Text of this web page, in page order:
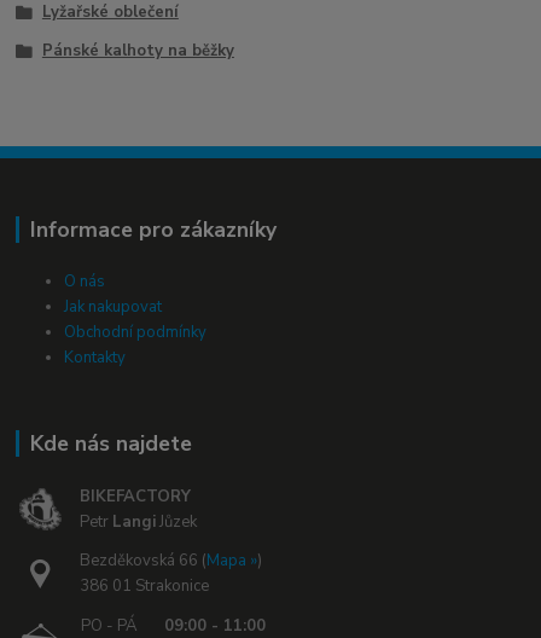
Lyžařské oblečení
Pánské kalhoty na běžky
Informace pro zákazníky
O nás
Jak nakupovat
Obchodní podmínky
Kontakty
Kde nás najdete
BIKEFACTORY
Petr LangiJůzek
Bezděkovská 66 (Mapa »)
386 01 Strakonice
PO - PÁ
09:00 - 11:00